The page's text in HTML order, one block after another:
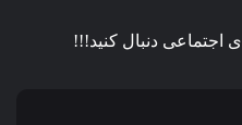
اجتماعی دنبال کنید!!!